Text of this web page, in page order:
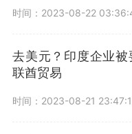
时间：2023-08-22
去美元？印度企业
联酋贸易
时间：2023-08-21